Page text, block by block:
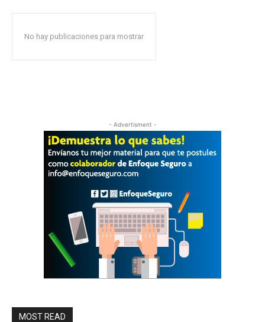
No hay publicaciones para mostrar
- Advertisment -
MOST READ